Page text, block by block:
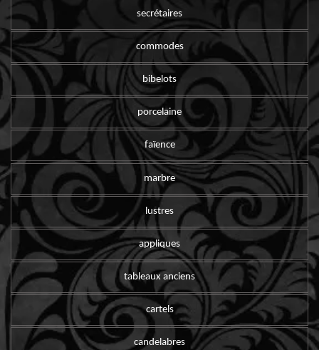
secrétaires
commodes
bibelots
porcelaine
faïence
marbre
lustres
appliques
tableaux anciens
cartels
candelabres